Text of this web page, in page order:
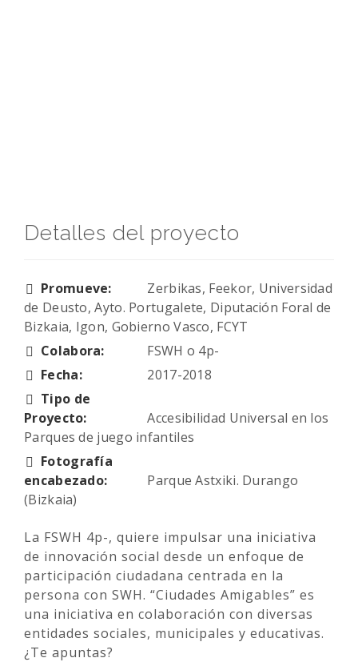
Detalles del proyecto
Promueve:
Zerbikas, Feekor, Universidad
de Deusto, Ayto. Portugalete, Diputación Foral de
Bizkaia, Igon, Gobierno Vasco, FCYT
Colabora:
FSWH o 4p-
Fecha:
2017-2018
Tipo de
Proyecto:
Accesibilidad Universal en los
Parques de juego infantiles
Fotografía
encabezado:
Parque Astxiki. Durango
(Bizkaia)
La FSWH 4p-, quiere impulsar una iniciativa
de innovación social desde un enfoque de
participación ciudadana centrada en la
persona con SWH. “Ciudades Amigables” es
una iniciativa en colaboración con diversas
entidades sociales, municipales y educativas.
¿Te apuntas?